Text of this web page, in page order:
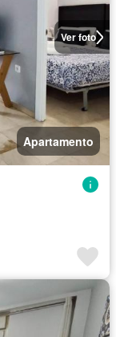
Ver foto
Apartamento